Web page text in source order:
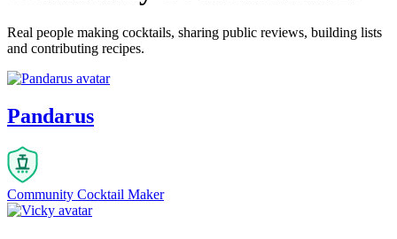
Real people making cocktails, sharing public reviews, building lists
and contributing recipes.
Pandarus
Community Cocktail Maker